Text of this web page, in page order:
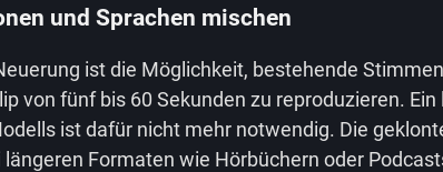
und Sprachen mischen
ist die Möglichkeit, bestehende
von fünf bis 60 Sekunden zu reproduzieren.
ist dafür nicht mehr notwendig. Die
längeren Formaten wie Hörbüchern oder